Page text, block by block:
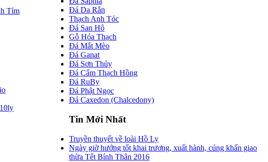
Tím
Đá Da Rắn
Thạch Anh Tóc
Đá San Hô
Gỗ Hóa Thạch
Đá Mắt Mèo
Đá Ganat
Đá Sơn Thủy
Đá Cẩm Thạch Hồng
Đá RuBy
Đá Phật Ngọc
Đá Caxedon (Chalcedony)
Tin Mới Nhất
Truyền thuyết về loài Hồ Ly
Ngày giờ hướng tốt khai trương, xuất hành, cúng khấn giao
thừa Tết Bính Thân 2016